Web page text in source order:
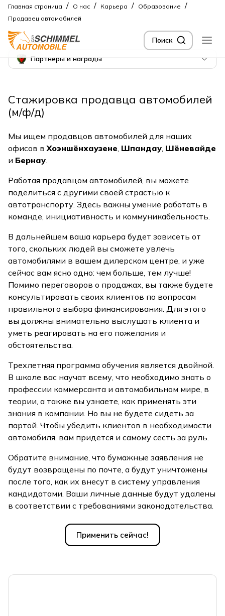
Главная страница / О нас / Карьера / Образование /
Продавец автомобилей
Поиск
Партнеры и награды
Стажировка продавца автомобилей
(м/ф/д)
Мы ищем продавцов автомобилей для наших
офисов вХоэншёнхаузене, Шпандау, Шёневайде
и Бернау.
Работая продавцом автомобилей, вы можете
поделиться с другими своей страстью к
автотранспорту. Здесь важны умение работать в
команде, инициативность и коммуникабельность.
В дальнейшем ваша карьера будет зависеть от
того, скольких людей вы сможете увлечь
автомобилями в вашем дилерском центре, и уже
сейчас вам ясно одно: чем больше, тем лучше!
Помимо переговоров о продажах, вы также будете
консультировать своих клиентов по вопросам
правильного выбора финансирования. Для этого
вы должны внимательно выслушать клиента и
уметь реагировать на его пожелания и
обстоятельства.
Трехлетняя программа обучения является двойной.
В школе вас научат всему, что необходимо знать о
профессии коммерсанта и автомобильном мире, в
теории, а также вы узнаете, как применять эти
знания в компании. Но вы не будете сидеть за
партой. Чтобы убедить клиентов в необходимости
автомобиля, вам придется и самому сесть за руль.
Обратите внимание, что бумажные заявления не
будут возвращены по почте, а будут уничтожены
после того, как их внесут в систему управления
кандидатами. Ваши личные данные будут удалены
в соответствии с требованиями законодательства.
Применить сейчас!